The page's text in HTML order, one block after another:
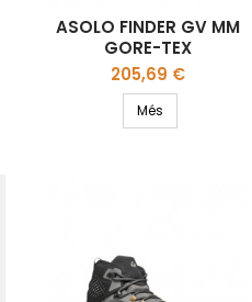
ASOLO FINDER GV MM
GORE-TEX
Preu
205,69 €
Més